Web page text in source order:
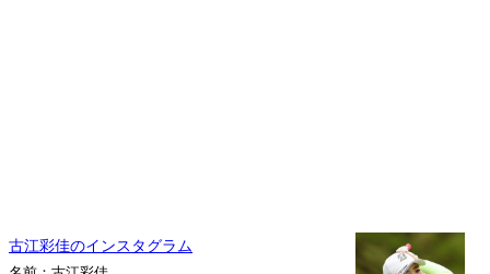
古江彩佳のインスタグラム